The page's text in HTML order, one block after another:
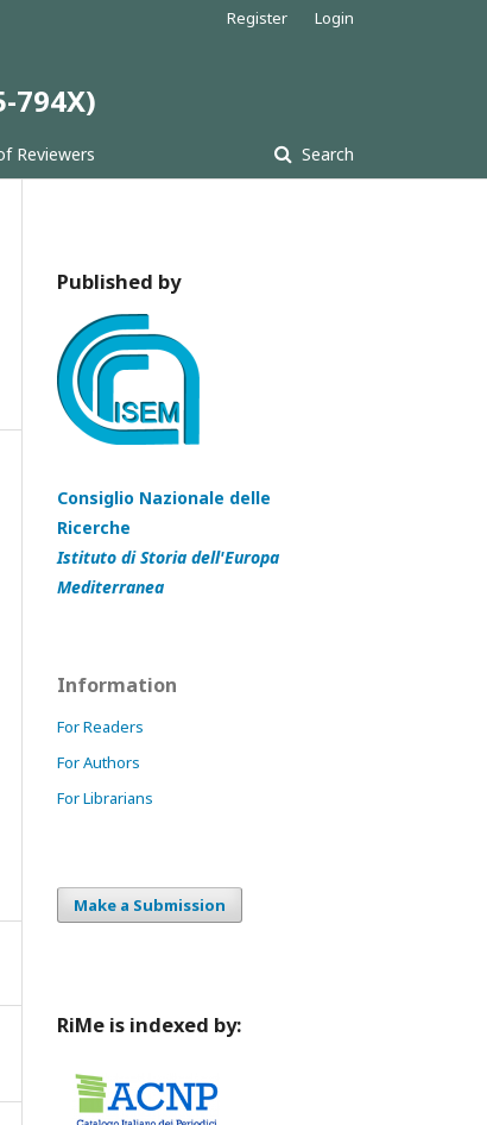
794X)
Reviewers Search
Register Login
Published by
Consiglio Nazionale delle
Ricerche
Istituto di Storia dell'Europa
Mediterranea
Information
For Readers
For Authors
For Librarians
Make a Submission
RiMe is indexed by: